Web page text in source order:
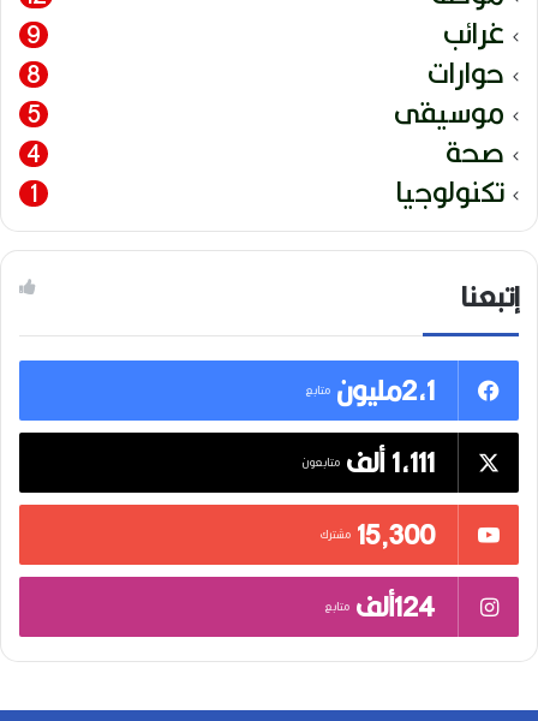
غرائب 9
حوارات 8
موسيقى 5
صحة 4
تكنولوجيا 1
إتبعنا
2,1مليون
متابع
1,111 ألف متابعون
15٬300 مشترك
124ألف متابع